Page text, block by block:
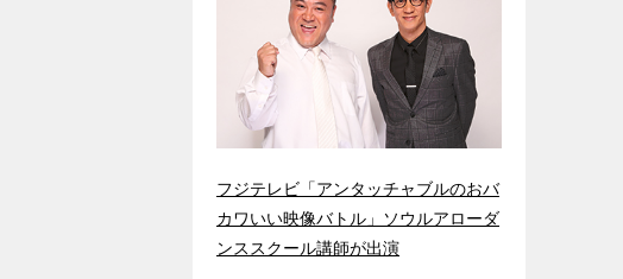
フジテレビ「アンタッチャブルのおバ
カワいい映像バトル」ソウルアローダ
ンススクール講師が出演